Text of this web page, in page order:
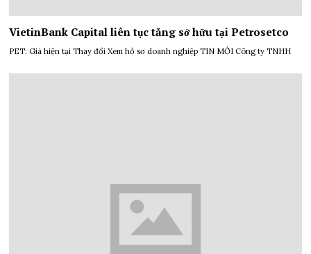
VietinBank Capital liên tục tăng sở hữu tại Petrosetco
PET: Giá hiện tại Thay đổi Xem hồ sơ doanh nghiệp TIN MỚI Công ty TNHH